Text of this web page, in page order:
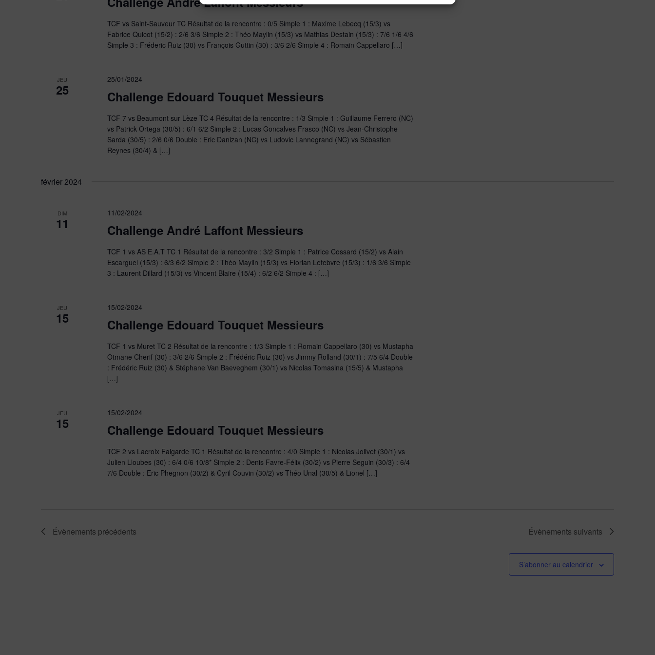
TCF vs Saint-Sauveur TC Résultat de la rencontre : 0/5 Simple 1 : Maxime Lebecq (15/3) vs
Fabrice Quicot (15/2) : 2/6 3/6 Simple 2 : Théo Maylin (15/3) vs Mathias Destain (15/3) : 7/6 1/6 4/6
Simple 3 : Fréderic Ruiz (30) vs François Guttin (30) : 3/6 2/6 Simple 4 : Romain Cappellaro […]
JEU
25 Challenge Edouard Touquet Messieurs
25/01/2024
TCF 7 vs Beaumont sur Lèze TC 4 Résultat de la rencontre : 1/3 Simple 1 : Guillaume Ferrero (NC)
vs Patrick Ortega (30/5) : 6/1 6/2 Simple 2 : Lucas Goncalves Frasco (NC) vs Jean-Christophe
Sarda (30/5) : 2/6 0/6 Double : Eric Danizan (NC) vs Ludovic Lannegrand (NC) vs Sébastien
Reynes (30/4) & […]
février 2024
DIM
11 Challenge André Laffont Messieurs
11/02/2024
TCF 1 vs AS E.A.T TC 1 Résultat de la rencontre : 3/2 Simple 1 : Patrice Cossard (15/2) vs Alain
Escarguel (15/3) : 6/3 6/2 Simple 2 : Théo Maylin (15/3) vs Florian Lefebvre (15/3) : 1/6 3/6 Simple
3 : Laurent Dillard (15/3) vs Vincent Blaire (15/4) : 6/2 6/2 Simple 4 : […]
JEU
15 Challenge Edouard Touquet Messieurs
15/02/2024
TCF 1 vs Muret TC 2 Résultat de la rencontre : 1/3 Simple 1 : Romain Cappellaro (30) vs Mustapha
Otmane Cherif (30) : 3/6 2/6 Simple 2 : Frédéric Ruiz (30) vs Jimmy Rolland (30/1) : 7/5 6/4 Double
: Frédéric Ruiz (30) & Stéphane Van Baeveghem (30/1) vs Nicolas Tomasina (15/5) & Mustapha
[…]
JEU
15 Challenge Edouard Touquet Messieurs
15/02/2024
TCF 2 vs Lacroix Falgarde TC 1 Résultat de la rencontre : 4/0 Simple 1 : Nicolas Jolivet (30/1) vs
Julien Lloubes (30) : 6/4 0/6 10/8* Simple 2 : Denis Favre-Félix (30/2) vs Pierre Seguin (30/3) : 6/4
7/6 Double : Eric Phegnon (30/2) & Cyril Couvin (30/2) vs Théo Unal (30/5) & Lionel […]
Évènements précédents Évènements suivants
S’abonner au calendrier